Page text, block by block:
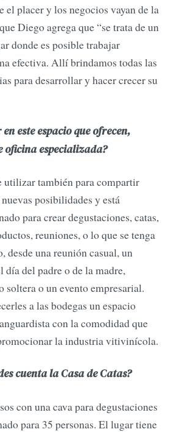
el placer y los negocios vayan de la
Diego agrega que “se trata de un
donde es posible trabajar
efectiva. Allí brindamos todas las
para desarrollar y hacer crecer su
este espacio que ofrecen,
oficina especializada?
utilizar también para compartir
posibilidades y está
para crear degustaciones, catas,
reuniones, o lo que se tenga
desde una reunión casual, un
día del padre o de la madre,
soltera o un evento empresarial.
a las bodegas un espacio
con la comodidad que
la industria vitivinícola.
cuenta la Casa de Catas?
con una cava para degustaciones
para 35 personas. El lugar tiene